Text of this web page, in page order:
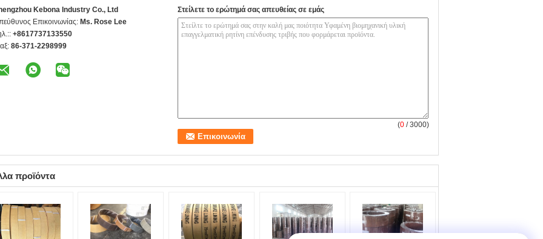
Kebona Industry Co., Ltd
Επικοινωνίας: Ms. Rose Lee
+8617737133550
86-371-2298999
Στείλετε το ερώτημά σας απευθείας σε εμάς
(0 / 3000)
προϊόντα